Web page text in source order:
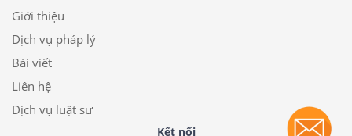
Giới thiệu
Dịch vụ pháp lý
Bài viết
Liên hệ
Dịch vụ luật sư
Kết nối